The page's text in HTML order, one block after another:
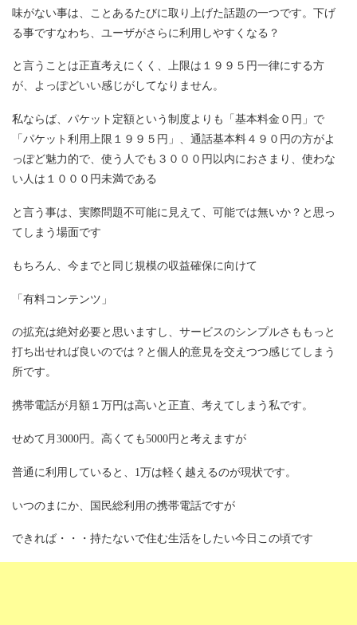
味がない事は、ことあるたびに取り上げた話題の一つです。下げ
る事ですなわち、ユーザがさらに利用しやすくなる？
と言うことは正直考えにくく、上限は１９９５円一律にする方
が、よっぽどいい感じがしてなりません。
私ならば、パケット定額という制度よりも「基本料金０円」で
「パケット利用上限１９９５円」、通話基本料４９０円の方がよ
っぽど魅力的で、使う人でも３０００円以内におさまり、使わな
い人は１０００円未満である
と言う事は、実際問題不可能に見えて、可能では無いか？と思っ
てしまう場面です
もちろん、今までと同じ規模の収益確保に向けて
「有料コンテンツ」
の拡充は絶対必要と思いますし、サービスのシンプルさももっと
打ち出せれば良いのでは？と個人的意見を交えつつ感じてしまう
所です。
携帯電話が月額１万円は高いと正直、考えてしまう私です。
せめて月3000円。高くても5000円と考えますが
普通に利用していると、1万は軽く越えるのが現状です。
いつのまにか、国民総利用の携帯電話ですが
できれば・・・持たないで住む生活をしたい今日この頃です